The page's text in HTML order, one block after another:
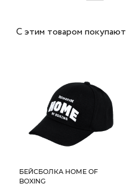
С этим товаром покупают
БЕЙСБОЛКА HOME OF
BOXING